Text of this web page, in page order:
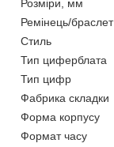
Розміри, мм
Ремінець/браслет
Стиль
Тип циферблата
Тип цифр
Фабрика складки
Форма корпусу
Формат часу